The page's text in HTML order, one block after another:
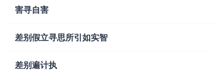
害寻自害
差别假立寻思所引如实智
差别遍计执